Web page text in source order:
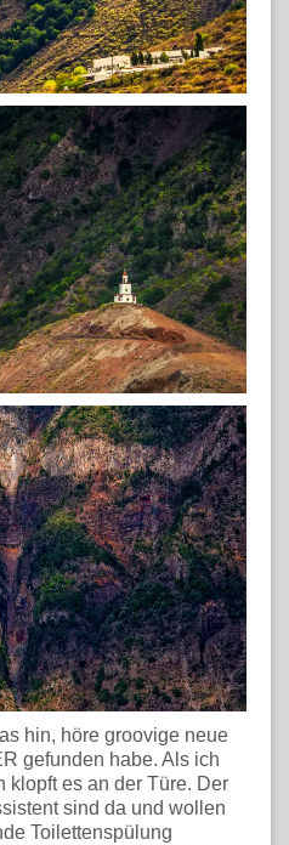
hin, höre groovige neue
gefunden habe. Als ich
klopft es an der Türe. Der
sind da und wollen
Toilettenspülung